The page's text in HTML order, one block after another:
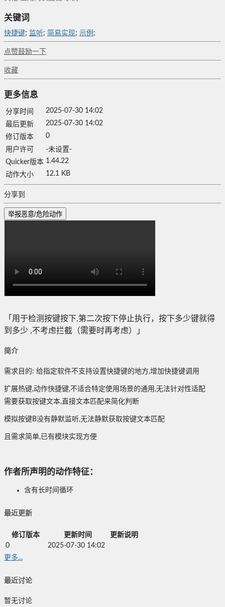
关键词
快捷键; 监听; 简易实现; 示例 ;
点赞鼓励一下
收藏
更多信息
分享时间
2025-07-30 14:02
最后更新
2025-07-30 14:02
修订版本
0
用户许可
-未设置-
Quicker版本 1.44.22
动作大小
12.1 KB
分享到
举报恶意/危险动作
「用于检测按键按下,第二次按下停止执行，按下多少键就得
到多少 ,不考虑拦截（需要时再考虑）」
简介
需求目的: 给指定软件不支持设置快捷键的地方,增加快捷键调用
扩展热键,动作快捷键,不适合特定使用场景的通用,无法针对性适配
需要获取按键文本,直接文本匹配来简化判断
模拟按键B没有静默监听,无法静默获取按键文本匹配
且需求简单,已有模块实现方便
作者所声明的动作特征：
含有长时间循环
最近更新
修订版本 更新时间
更新说明
0
2025-07-30 14:02
更多...
最近讨论
暂无讨论